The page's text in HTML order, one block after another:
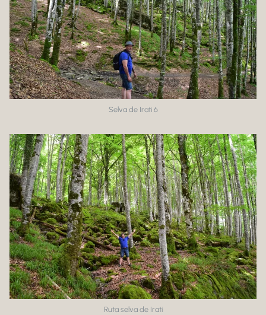
Selva de Irati 6
Ruta selva de Irati